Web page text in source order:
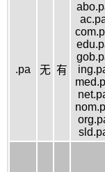
.pa 无 有